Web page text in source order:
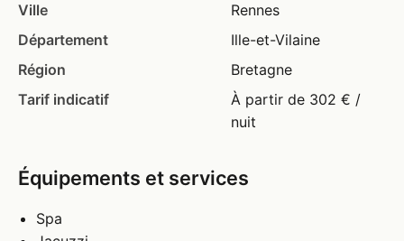
Ville
Rennes
Département
Ille-et-Vilaine
Région
Bretagne
Tarif indicatif
À partir de 302 € /
nuit
Équipements et services
Spa